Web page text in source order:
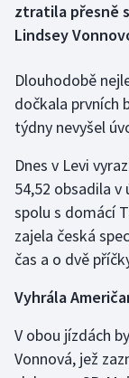
Dostihy
Florbal
Golf
Gymnastika
Házená
Jezdectví
Judo
ztratila přesně
Lindsey
Dlouhodobě
dočkala prvních
týdny nevyšel
Dnes v Levi
54,52 obsadila
spolu s domácí
zajela česká
čas a o dvě
Vyhrála
V obou jízdách
Vonnová, jež